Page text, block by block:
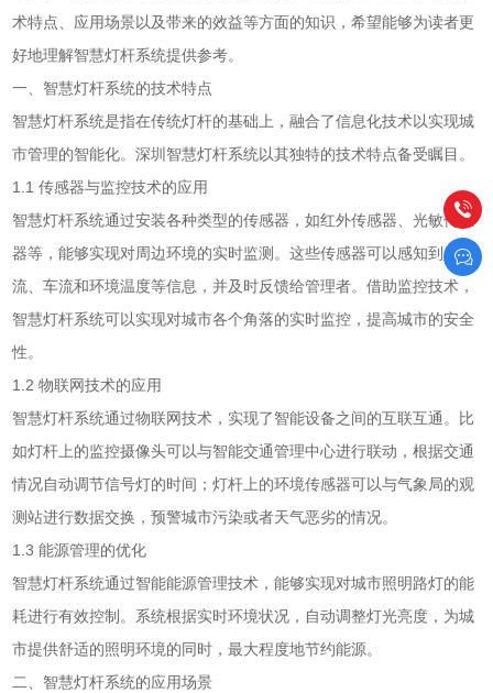
术特点、应用场景以及带来的效益等方面的知识，希望能够为读者更
好地理解智慧灯杆系统提供参考。
一、智慧灯杆系统的技术特点
智慧灯杆系统是指在传统灯杆的基础上，融合了信息化技术以实现城
市管理的智能化。深圳智慧灯杆系统以其独特的技术特点备受瞩目。
1.1 传感器与监控技术的应用
智慧灯杆系统通过安装各种类型的传感器，如红外传感器、光敏传感
器等，能够实现对周边环境的实时监测。这些传感器可以感知到人
流、车流和环境温度等信息，并及时反馈给管理者。借助监控技术，
智慧灯杆系统可以实现对城市各个角落的实时监控，提高城市的安全
性。
1.2 物联网技术的应用
智慧灯杆系统通过物联网技术，实现了智能设备之间的互联互通。比
如灯杆上的监控摄像头可以与智能交通管理中心进行联动，根据交通
情况自动调节信号灯的时间；灯杆上的环境传感器可以与气象局的观
测站进行数据交换，预警城市污染或者天气恶劣的情况。
1.3 能源管理的优化
智慧灯杆系统通过智能能源管理技术，能够实现对城市照明路灯的能
耗进行有效控制。系统根据实时环境状况，自动调整灯光亮度，为城
市提供舒适的照明环境的同时，最大程度地节约能源。
二、智慧灯杆系统的应用场景